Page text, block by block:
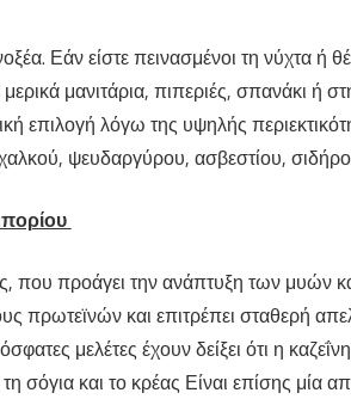
Εάν είστε πεινασμένοι τη νύχτα ή
μανιτάρια, πιπεριές, σπανάκι ή
επιλογή λόγω της υψηλής
ψευδαργύρου, ασβεστίου,
που προάγει την ανάπτυξη των μυών
πρωτεϊνών και επιτρέπει σταθερή
μελέτες έχουν δείξει ότι η
σόγια και το κρέας Είναι επίσης μία